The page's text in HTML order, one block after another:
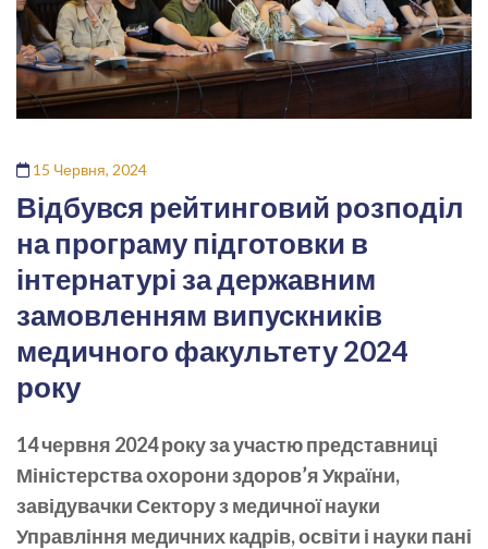
15 Червня, 2024
Відбувся рейтинговий розподіл
на програму підготовки в
інтернатурі за державним
замовленням випускників
медичного факультету 2024
року
14 червня 2024 року за участю представниці
Міністерства охорони здоров’я України,
завідувачки Сектору з медичної науки
Управління медичних кадрів, освіти і науки пані